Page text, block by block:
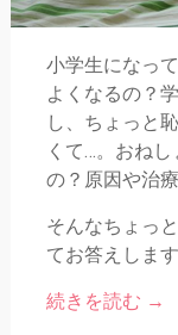
小学生になっ
よくなるの？
し、ちょっと
くて…。おね
の？原因や治
そんなちょっ
てお答えします
続きを読む →